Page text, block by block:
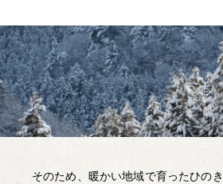
そのため、暖かい地域で育ったひの